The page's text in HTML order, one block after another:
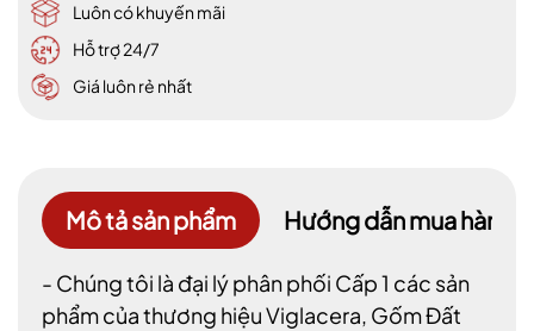
Luôn có khuyến mãi
Hỗ trợ 24/7
Giá luôn rẻ nhất
Mô tả sản phẩm Hướng dẫn mua hàng
- Chúng tôi là đại lý phân phối Cấp 1 các sản
phẩm của thương hiệu Viglacera, Gốm Đất